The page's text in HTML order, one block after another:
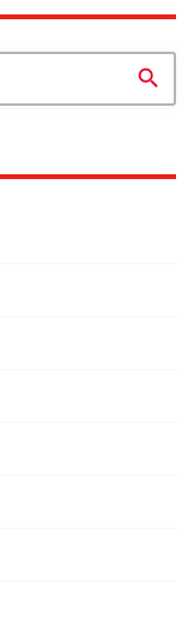
search